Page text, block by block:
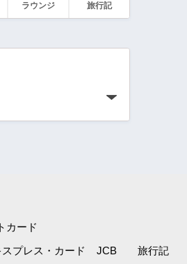
ラウンジ 旅行記
カード
プレス・カード JCB 旅行記